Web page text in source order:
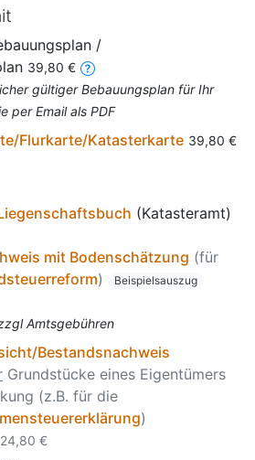
/
39,80 €
gültiger Bebauungsplan für Ihr
per Email als PDF
Flurkarte/Katasterkarte 39,80 €
(Katasteramt)
mit Bodenschätzung (für
) Beispielsauszug
Amtsgebühren
Bestandsnachweis
Grundstücke eines Eigentümers
(z.B. für die
)
24,80 €